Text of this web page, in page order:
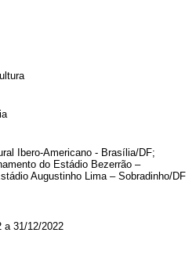
Ibero-Americano - Brasília/DF;
do Estádio Bezerrão –
Augustinho Lima – Sobradinho/DF
a 31/12/2022